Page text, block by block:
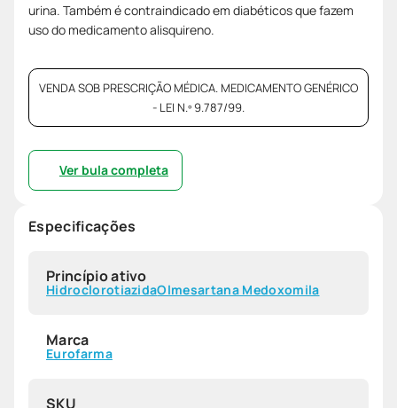
urina. Também é contraindicado em diabéticos que fazem
uso do medicamento alisquireno.
VENDA SOB PRESCRIÇÃO MÉDICA. MEDICAMENTO GENÉRICO
- LEI N.º 9.787/99.
Ver bula completa
Especificações
Princípio ativo
HidroclorotiazidaOlmesartana Medoxomila
Marca
Eurofarma
SKU